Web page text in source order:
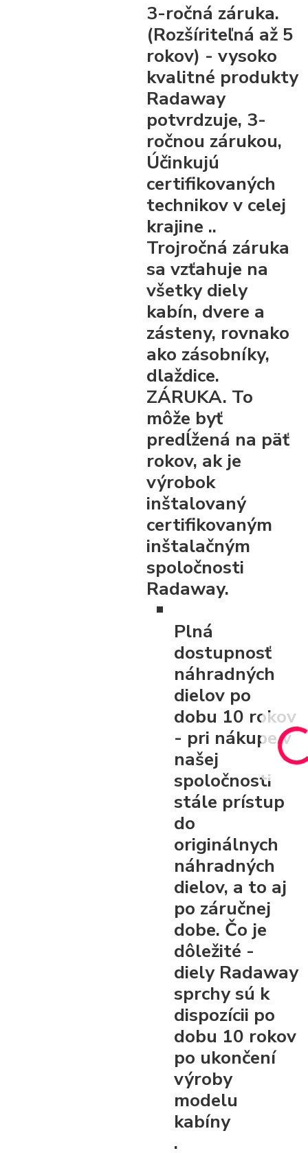
3-ročná záruka.
(Rozšíriteľná až 5
rokov) - vysoko
kvalitné produkty
Radaway
potvrdzuje, 3-
ročnou zárukou,
Účinkujú
certifikovaných
technikov v celej
krajine ..
Trojročná záruka
sa vzťahuje na
všetky diely
kabín, dvere a
zásteny, rovnako
ako zásobníky,
dlaždice.
ZÁRUKA. To
môže byť
predĺžená na päť
rokov, ak je
výrobok
inštalovaný
certifikovaným
inštalačným
spoločnosti
Radaway.
Plná
dostupnosť
náhradných
dielov po
dobu 10 rokov
- pri nákupe v
našej
spoločnosti
stále prístup
do
originálnych
náhradných
dielov, a to aj
po záručnej
dobe. Čo je
dôležité -
diely Radaway
sprchy sú k
dispozícii po
dobu 10 rokov
po ukončení
výroby
modelu
kabíny
.